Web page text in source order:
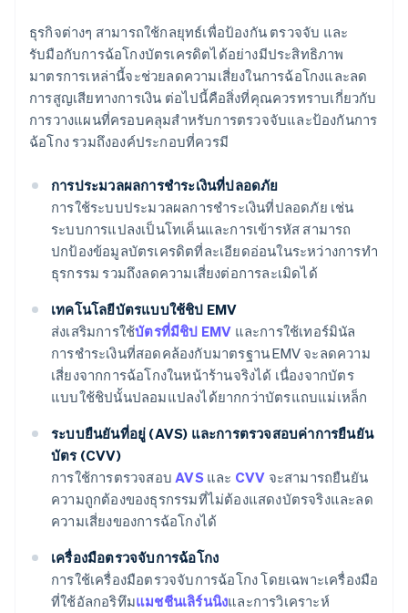
ธุรกิจต่างๆ สามารถใช้กลยุทธ์เพื่อป้องกัน ตรวจจับ และ
รับมือกับการฉ้อโกงบัตรเครดิตได้อย่างมีประสิทธิภาพ
มาตรการเหล่านี้จะช่วยลดความเสี่ยงในการฉ้อโกงและลด
การสูญเสียทางการเงิน ต่อไปนี้คือสิ่งที่คุณควรทราบเกี่ยวกับ
การวางแผนที่ครอบคลุมสําหรับการตรวจจับและป้องกันการ
ฉ้อโกง รวมถึงองค์ประกอบที่ควรมี
การประมวลผลการชําระเงินที่ปลอดภัย
การใช้ระบบประมวลผลการชําระเงินที่ปลอดภัย เช่น
ระบบการแปลงเป็นโทเค็นและการเข้ารหัส สามารถ
ปกป้องข้อมูลบัตรเครดิตที่ละเอียดอ่อนในระหว่างการทํา
ธุรกรรม รวมถึงลดความเสี่ยงต่อการละเมิดได้
เทคโนโลยีบัตรแบบใช้ชิป EMV
ส่งเสริมการใช้บัตรที่มีชิป EMV และการใช้เทอร์มินัล
การชำระเงินที่สอดคล้องกับมาตรฐาน EMV จะลดความ
เสี่ยงจากการฉ้อโกงในหน้าร้านจริงได้ เนื่องจากบัตร
แบบใช้ชิปนั้นปลอมแปลงได้ยากกว่าบัตรแถบแม่เหล็ก
ระบบยืนยันที่อยู่ (AVS) และการตรวจสอบค่าการยืนยัน
บัตร (CVV)
การใช้การตรวจสอบAVSและ CVV จะสามารถยืนยัน
ความถูกต้องของธุรกรรมที่ไม่ต้องแสดงบัตรจริงและลด
ความเสี่ยงของการฉ้อโกงได้
เครื่องมือตรวจจับการฉ้อโกง
การใช้เครื่องมือตรวจจับการฉ้อโกง โดยเฉพาะเครื่องมือ
ที่ใช้อัลกอริทึมแมชชีนเลิร์นนิงและการวิเคราะห์